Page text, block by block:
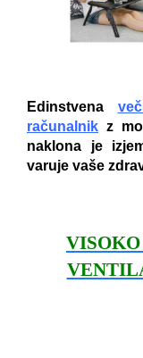
Edinstvena
računalnik z
naklona je
varuje vaše